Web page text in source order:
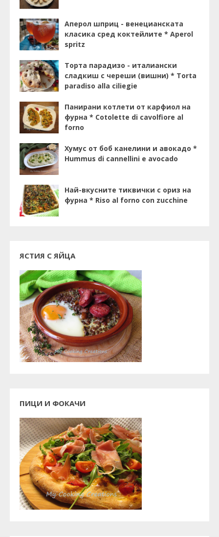
Аперол шприц - венецианската
класика сред коктейлите * Aperol
spritz
Торта парадизо - италиански
сладкиш с череши (вишни) * Torta
paradiso alla ciliegie
Панирани котлети от карфиол на
фурна * Cotolette di cavolfiore al
forno
Хумус от боб канелини и авокадо *
Hummus di cannellini e avocado
Най-вкусните тиквички с ориз на
фурна * Riso al forno con zucchine
ЯСТИЯ С ЯЙЦА
ПИЦИ И ФОКАЧИ